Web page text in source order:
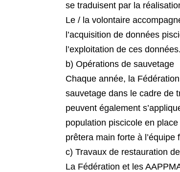
se traduisent par la
Le / la volontaire
l’acquisition de données
l’exploitation de ces données.
b) Opérations de sauvetage
Chaque année, la
sauvetage dans le cadre de
peuvent également
population piscicole en
prêtera main forte à
c) Travaux de restauration
La Fédération et les